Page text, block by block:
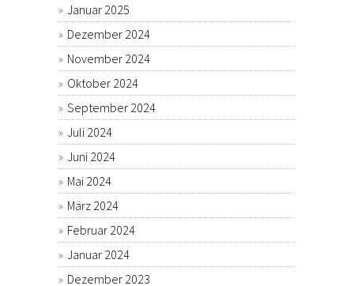
Januar 2025
Dezember 2024
November 2024
Oktober 2024
September 2024
Juli 2024
Juni 2024
Mai 2024
März 2024
Februar 2024
Januar 2024
Dezember 2023